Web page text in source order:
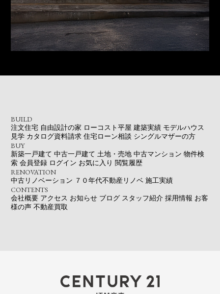
BUILD
注文住宅 自由設計の家 ローコスト平屋 建築実績 モデルハウス
見学 カタログ資料請求 住宅ローン相談 シングルマザーの方
BUY
新築一戸建て 中古一戸建て 土地・売地 中古マンション 物件検
索 会員登録 ログイン お気に入り 閲覧履歴
RENOVATION
中古リノベーション ７０年代不動産リノベ 施工実績
CONTENTS
会社概要 アクセス お知らせ ブログ スタッフ紹介 採用情報 お客
様の声 不動産買取